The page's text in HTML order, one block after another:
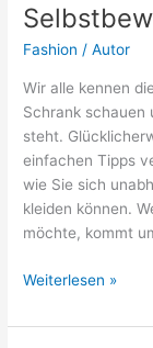
für
Kinder
Fashion /Autor
Wir alle kennen
Schrank schauen
steht.
einfachen Tipps
wie Sie sich
kleiden können.
möchte, kommt
Selbstbewusst
Kleidung
Weiterlesen »